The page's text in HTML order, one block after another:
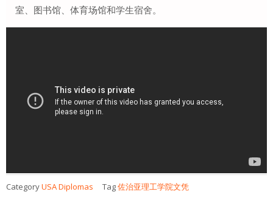
室、图书馆、体育场馆和学生宿舍。
CategoryUSA Diplomas Tag佐治亚理工学院文凭